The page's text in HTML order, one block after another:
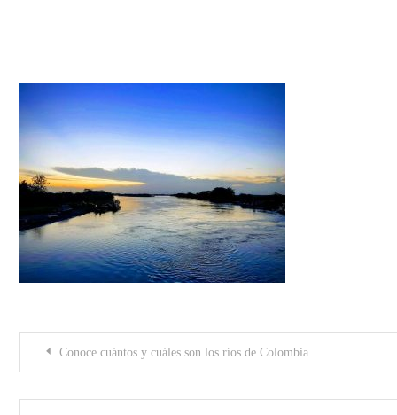
PostConoce cuántos y cuáles son los ríos de Colombia